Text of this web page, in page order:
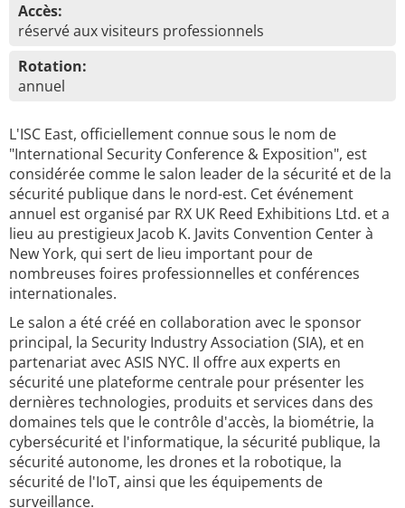
Accès:
réservé aux visiteurs professionnels
Rotation:
annuel
L'ISC East, officiellement connue sous le nom de
"International Security Conference & Exposition", est
considérée comme le salon leader de la sécurité et de la
sécurité publique dans le nord-est. Cet événement
annuel est organisé par RX UK Reed Exhibitions Ltd. et a
lieu au prestigieux Jacob K. Javits Convention Center à
New York, qui sert de lieu important pour de
nombreuses foires professionnelles et conférences
internationales.
Le salon a été créé en collaboration avec le sponsor
principal, la Security Industry Association (SIA), et en
partenariat avec ASIS NYC. Il offre aux experts en
sécurité une plateforme centrale pour présenter les
dernières technologies, produits et services dans des
domaines tels que le contrôle d'accès, la biométrie, la
cybersécurité et l'informatique, la sécurité publique, la
sécurité autonome, les drones et la robotique, la
sécurité de l'IoT, ainsi que les équipements de
surveillance.